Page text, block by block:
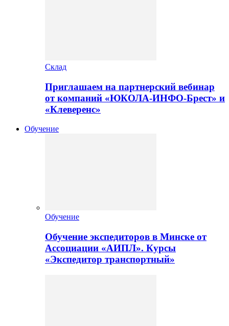
Склад
Приглашаем на партнерский вебинар
от компаний «ЮКОЛА-ИНФО-Брест» и
«Клеверенс»
Обучение
Обучение
Обучение экспедиторов в Минске от
Ассоциации «АИПЛ». Курсы
«Экспедитор транспортный»